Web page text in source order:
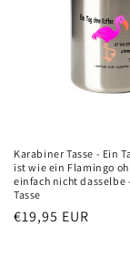
Karabiner Tasse - Ein
ist wie ein Flamingo
einfach nicht dasselbe
Tasse
Normaler
€19,95 EUR